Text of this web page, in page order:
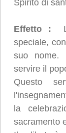
Spirito di
Effetto :
speciale,
suo nome.
servire il
Questo
la
sacramento